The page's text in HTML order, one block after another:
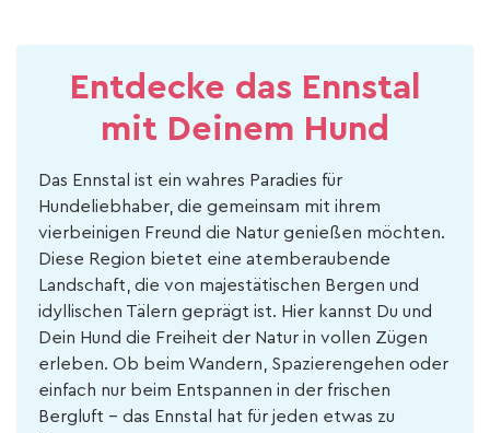
Entdecke das Ennstal
mit Deinem Hund
Das Ennstal ist ein wahres Paradies für
Hundeliebhaber, die gemeinsam mit ihrem
vierbeinigen Freund die Natur genießen möchten.
Diese Region bietet eine atemberaubende
Landschaft, die von majestätischen Bergen und
idyllischen Tälern geprägt ist. Hier kannst Du und
Dein Hund die Freiheit der Natur in vollen Zügen
erleben. Ob beim Wandern, Spazierengehen oder
einfach nur beim Entspannen in der frischen
Bergluft – das Ennstal hat für jeden etwas zu